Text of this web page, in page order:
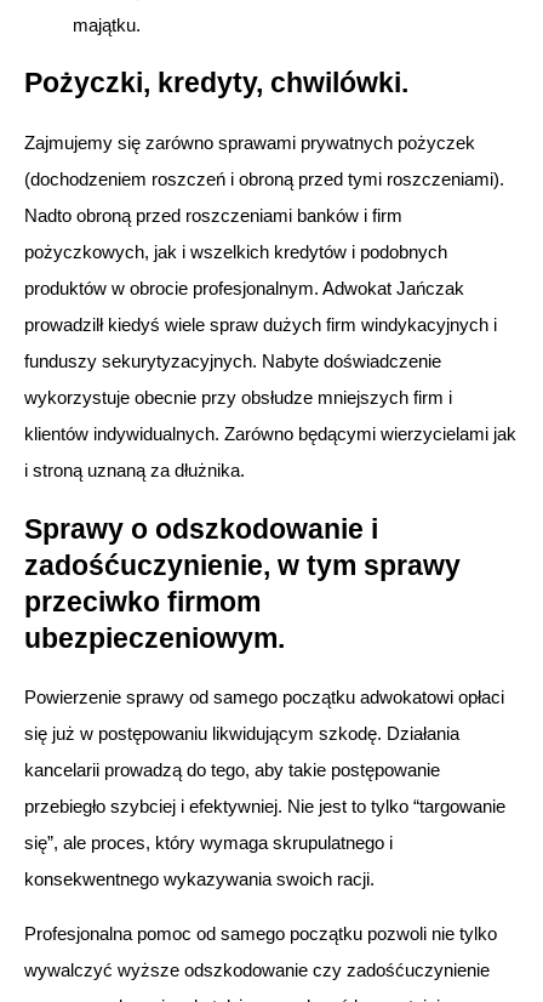
majątku.
Pożyczki, kredyty, chwilówki.
Zajmujemy się zarówno sprawami prywatnych pożyczek
(dochodzeniem roszczeń i obroną przed tymi roszczeniami).
Nadto obroną przed roszczeniami banków i firm
pożyczkowych, jak i wszelkich kredytów i podobnych
produktów w obrocie profesjonalnym. Adwokat Jańczak
prowadzilł kiedyś wiele spraw dużych firm windykacyjnych i
funduszy sekurytyzacyjnych. Nabyte doświadczenie
wykorzystuje obecnie przy obsłudze mniejszych firm i
klientów indywidualnych. Zarówno będącymi wierzycielami jak
i stroną uznaną za dłużnika.
Sprawy o odszkodowanie i
zadośćuczynienie, w tym sprawy
przeciwko firmom
ubezpieczeniowym.
Powierzenie sprawy od samego początku adwokatowi opłaci
się już w postępowaniu likwidującym szkodę. Działania
kancelarii prowadzą do tego, aby takie postępowanie
przebiegło szybciej i efektywniej. Nie jest to tylko “targowanie
się”, ale proces, który wymaga skrupulatnego i
konsekwentnego wykazywania swoich racji.
Profesjonalna pomoc od samego początku pozwoli nie tylko
wywalczyć wyższe odszkodowanie czy zadośćuczynienie